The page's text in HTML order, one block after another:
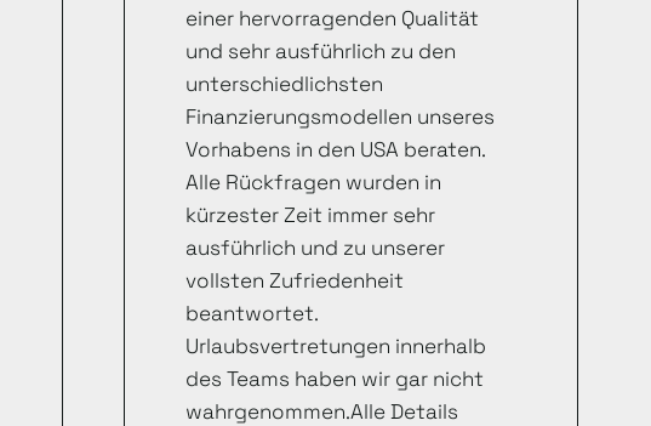
einer hervorragenden Qualität
und sehr ausführlich zu den
unterschiedlichsten
Finanzierungsmodellen unseres
Vorhabens in den USA beraten.
Alle Rückfragen wurden in
kürzester Zeit immer sehr
ausführlich und zu unserer
vollsten Zufriedenheit
beantwortet.
Urlaubsvertretungen innerhalb
des Teams haben wir gar nicht
wahrgenommen.Alle Details